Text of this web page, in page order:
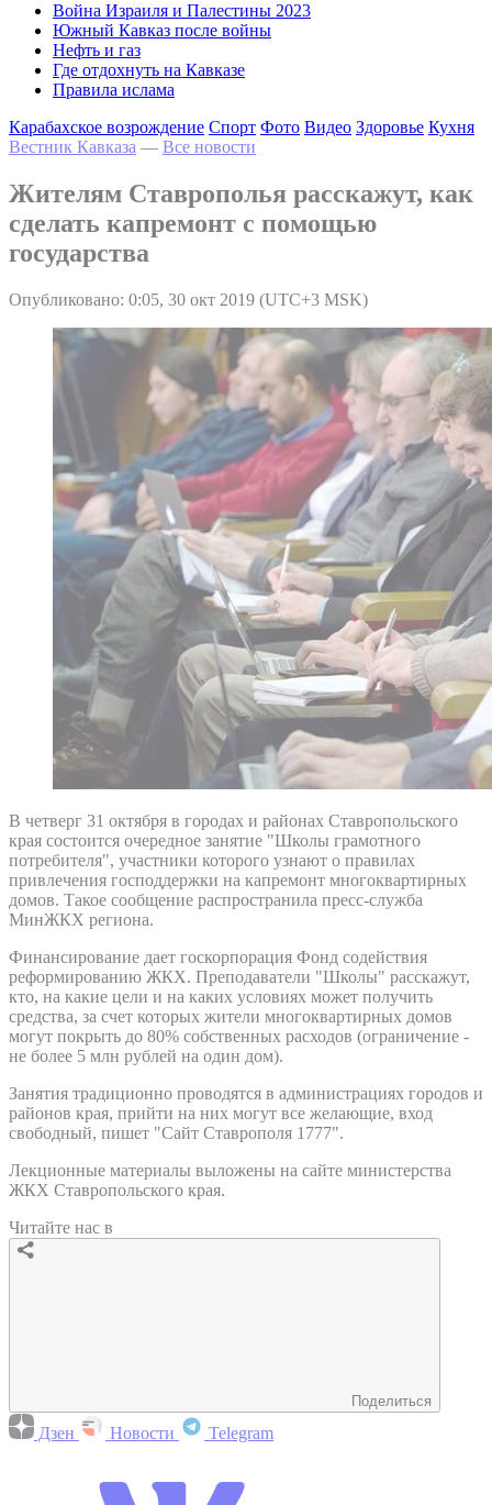
Война Израиля и Палестины 2023
Южный Кавказ после войны
Нефть и газ
Где отдохнуть на Кавказе
Правила ислама
Карабахское возрождение Спорт Фото Видео Здоровье Кухня
Вестник Кавказа — Все новости
Жителям Ставрополья расскажут, как
сделать капремонт с помощью
государства
Опубликовано: 0:05, 30 окт 2019 (UTC+3 MSK)
В четверг 31 октября в городах и районах Ставропольского
края состоится очередное занятие "Школы грамотного
потребителя", участники которого узнают о правилах
привлечения господдержки на капремонт многоквартирных
домов. Такое сообщение распространила пресс-служба
МинЖКХ региона.
Финансирование дает госкорпорация Фонд содействия
реформированию ЖКХ. Преподаватели "Школы" расскажут,
кто, на какие цели и на каких условиях может получить
средства, за счет которых жители многоквартирных домов
могут покрыть до 80% собственных расходов (ограничение -
не более 5 млн рублей на один дом).
Занятия традиционно проводятся в администрациях городов и
районов края, прийти на них могут все желающие, вход
свободный, пишет "Сайт Ставрополя 1777".
Лекционные материалы выложены на сайте министерства
ЖКХ Ставропольского края.
Читайте нас в
Поделиться
Дзен Новости Telegram